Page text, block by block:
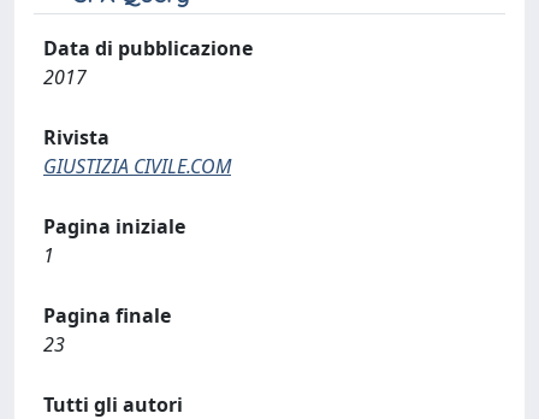
Data di pubblicazione
2017
Rivista
GIUSTIZIA CIVILE.COM
Pagina iniziale
1
Pagina finale
23
Tutti gli autori